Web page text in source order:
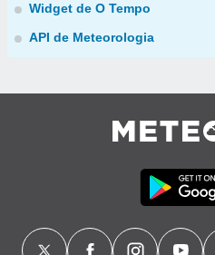
Widget de O Tempo
API de Meteorologia